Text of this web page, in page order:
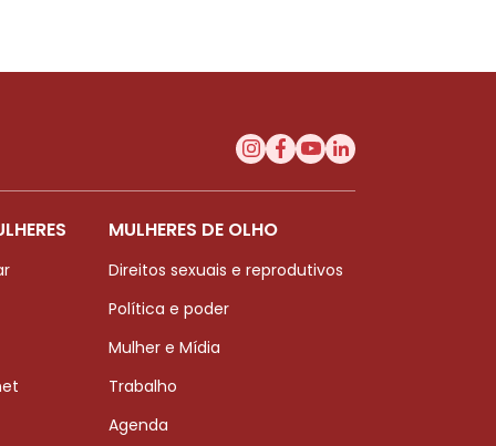
MULHERES DE OLHO
Direitos sexuais e reprodutivos
Política e poder
Mulher e Mídia
Trabalho
Agenda